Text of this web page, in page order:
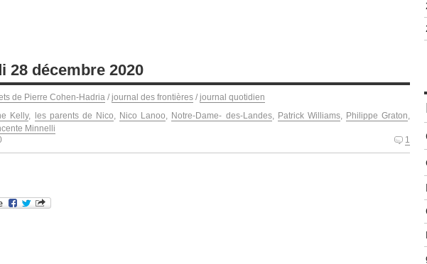
28 décembre 2020
de Pierre Cohen-Hadria / journal des frontières / journal quotidien
Kelly, les parents de Nico, Nico Lanoo, Notre-Dame- des-Landes, Patrick Williams, Philippe Graton,
Minnelli
1